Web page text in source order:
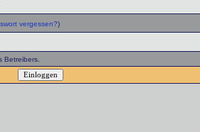
vergessen?)
Betreibers.